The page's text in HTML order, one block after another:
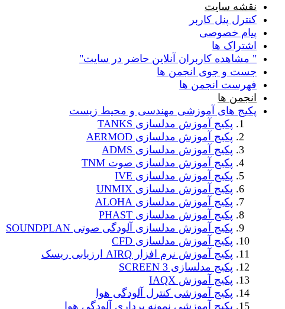
نقشه سایت
کنترل پنل کاربر
پیام خصوصی
اشتراک ها
" مشاهده کاربران آنلاین حاضر در سایت"
جست و جوی انجمن ها
فهرست انجمن ها
انجمن ها
پکیج های آموزشی مهندسی و محیط زیست
پکیج آموزش مدلسازی TANKS
پکیج آموزش مدلسازی AERMOD
پکیج آموزش مدلسازی ADMS
پکیج آموزش مدلسازی صوت TNM
پکیج آموزش مدلسازی IVE
پکیج آموزش مدلسازی UNMIX
پکیج آموزش مدلسازی ALOHA
پکیج آموزش مدلسازی PHAST
پکیج آموزش مدلسازی آلودگی صوتی SOUNDPLAN
پکیج آموزش مدلسازی CFD
پکیج آموزش نرم افزار AIRQ ارزیابی ریسک
پکیج مدلسازی SCREEN 3
پکیج آموزش IAQX
پکیج آموزشی کنترل آلودگی هوا
پکیج آموزشی نمونه برداری آلودگی هوا